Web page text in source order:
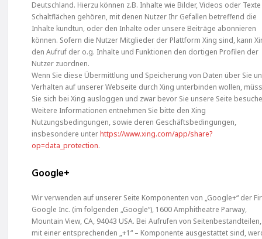
Deutschland. Hierzu können z.B. Inhalte wie Bilder, Videos oder
Schaltflächen gehören, mit denen Nutzer Ihr Gefallen betreffend die
Inhalte kundtun, oder den Inhalte oder unsere Beiträge abonnieren
können. Sofern die Nutzer Mitglieder der Plattform Xing sind, kann
den Aufruf der o.g. Inhalte und Funktionen den dortigen Profilen der
Nutzer zuordnen.
Wenn Sie diese Übermittlung und Speicherung von Daten über Sie
Verhalten auf unserer Webseite durch Xing unterbinden wollen,
Sie sich bei Xing ausloggen und zwar bevor Sie unsere Seite
Weitere Informationen entnehmen Sie bitte den Xing
Nutzungsbedingungen, sowie deren Geschäftsbedingungen,
insbesondere unterhttps://www.xing.com/app/share?
op=data_protection.
Google+
Wir verwenden auf unserer Seite Komponenten von „Google+“ der
Google Inc. (im folgenden „Google“), 1600 Amphitheatre Parway,
Mountain View, CA, 94043 USA. Bei Aufrufen von
mit einer entsprechenden „+1“ – Komponente ausgestattet sind,